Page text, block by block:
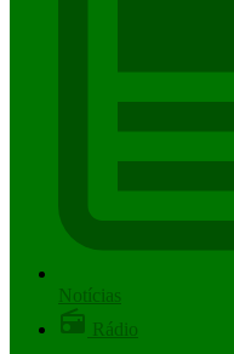
Notícias
Rádio